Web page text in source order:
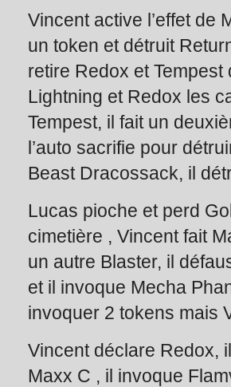
Vincent active l’effet de
un token et détruit
retire Redox et
Lightning et Redox les
Tempest, il fait un
l’auto sacrifie pour
Beast Dracossack, il
Lucas pioche et perd
cimetière , Vincent fait
un autre Blaster, il
et il invoque Mecha
invoquer 2 tokens mais
Vincent déclare Redox,
Maxx C , il invoque